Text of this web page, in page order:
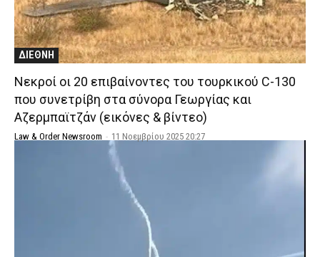
ΔΙΕΘΝΗ
Νεκροί οι 20 επιβαίνοντες του τουρκικού C-130
που συνετρίβη στα σύνορα Γεωργίας και
Αζερμπαϊτζάν (εικόνες & βίντεο)
Law & Order Newsroom - 11 Νοεμβρίου 2025 20:27